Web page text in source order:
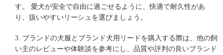
す。 愛犬が安全で自由に過ごせるように、快適で耐久性があ
り、扱いやすいリーシュを選びましょう。
3. ブランドの犬服と ブランド犬用リード を購入する際は、他の飼
い主のレビューや体験談を参考にし、品質や評判の良いブランド